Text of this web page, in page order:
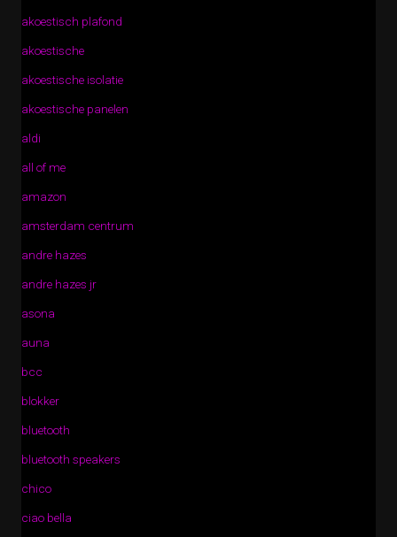
akoestisch plafond
akoestische
akoestische isolatie
akoestische panelen
aldi
all of me
amazon
amsterdam centrum
andre hazes
andre hazes jr
asona
auna
bcc
blokker
bluetooth
bluetooth speakers
chico
ciao bella